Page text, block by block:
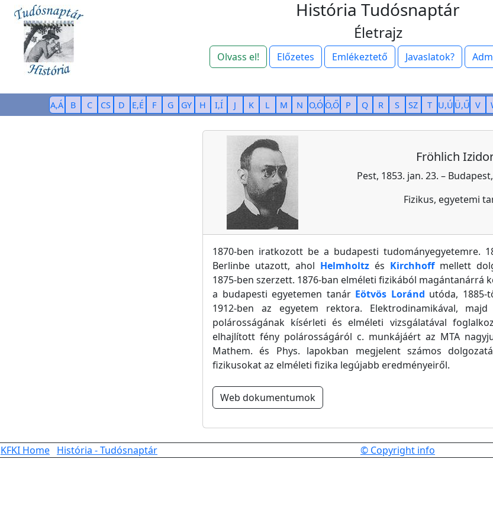
História Tudósnaptár
Életrajz
Olvass el! Előzetes Emlékeztető Javaslatok?
A,Á B C CS D E,É F G GY H I,Í J K L M N O,Ó Ö,Ő P Q R S SZ T U,Ú Ü,Ű V
Fröhlich
Pest, 1853. jan. 23. –
Fizikus, egyetemi
1870-ben iratkozott be a budapesti tudományegyetemre.
Berlinbe utazott, ahol Helmholtz és Kirchhoffmellett
1875-ben szerzett. 1876-ban elméleti fizikából magántanárrá
a budapesti egyetemen tanár Eötvös Loránd utóda, 1885-
1912-ben az egyetem rektora. Elektrodinamikával,
polárosságának kísérleti és elméleti vizsgálatával
elhajlított fény polárosságáról c. munkájáért az MTA
Mathem. és Phys. lapokban megjelent számos
fizikusokat az elméleti fizika legújabb eredményeiről.
Web dokumentumok
KFKI Home História - Tudósnaptár © Copyright info